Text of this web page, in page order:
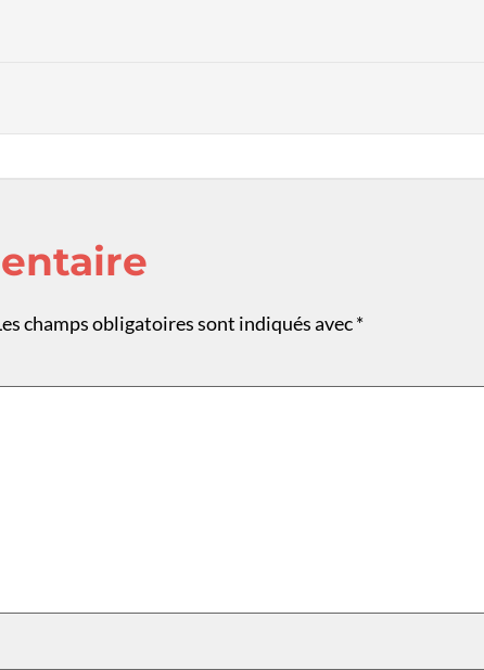
champs obligatoires sont indiqués avec*